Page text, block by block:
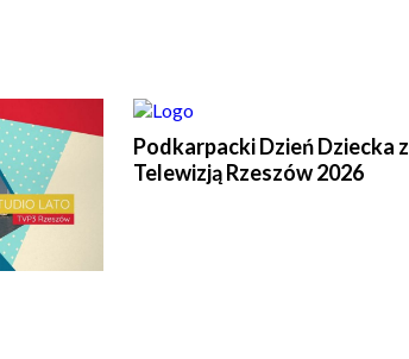
Podkarpacki Dzień Dziecka z
Telewizją Rzeszów 2026